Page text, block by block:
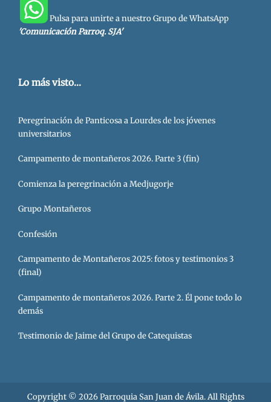
Pulsa para unirte a nuestro Grupo de WhatsApp
'Comunicación Parroq. SJA'
Lo más visto...
Peregrinación de Panticosa a Lourdes de los jóvenes
universitarios
Campamento de montañeros 2026. Parte 3 (fin)
Comienza la peregrinación a Medjugorje
Grupo Montañeros
Confesión
Campamento de Montañeros 2025: fotos y testimonios 3
(final)
Campamento de montañeros 2026. Parte 2. Él pone todo lo
demás
Testimonio de Jaime del Grupo de Catequistas
Copyright © 2026Parroquia San Juan de Ávila. All Rights